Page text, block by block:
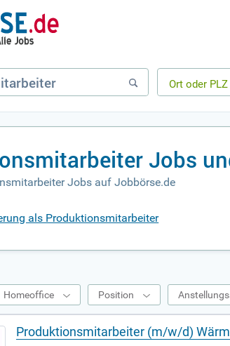
Jobs
Jobs auf Jobbörse.de
als Produktionsmitarbeiter
Homeoffice Position
Produktionsmitarbeiter (m/w/d)